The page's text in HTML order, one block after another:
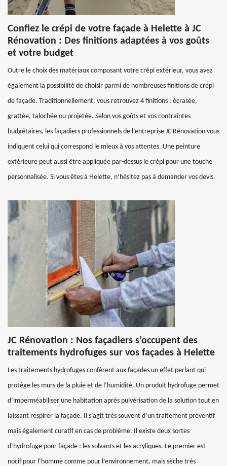
Confiez le crépi de votre façade à Helette à JC
Rénovation : Des finitions adaptées à vos goûts
et votre budget
Outre le choix des matériaux composant votre crépi extérieur, vous avez
également la possibilité de choisir parmi de nombreuses finitions de crépi
de façade. Traditionnellement, vous retrouvez 4 finitions : écrasée,
grattée, talochée ou projetée. Selon vos goûts et vos contraintes
budgétaires, les façadiers professionnels de l’entreprise JC Rénovation vous
indiquent celui qui correspond le mieux à vos attentes. Une peinture
extérieure peut aussi être appliquée par-dessus le crépi pour une touche
personnalisée. Si vous êtes à Helette, n’hésitez pas à demander vos devis.
JC Rénovation : Nos façadiers s’occupent des
traitements hydrofuges sur vos façades à Helette
Les traitements hydrofuges confèrent aux façades un effet perlant qui
protège les murs de la pluie et de l’humidité. Un produit hydrofuge permet
d’imperméabiliser une habitation après pulvérisation de la solution tout en
laissant respirer la façade. Il s’agit très souvent d’un traitement préventif
mais également curatif en cas de problème. Il existe deux sortes
d’hydrofuge pour façade : les solvants et les acryliques. Le premier est
nocif pour l’homme comme pour l’environnement, mais sèche très